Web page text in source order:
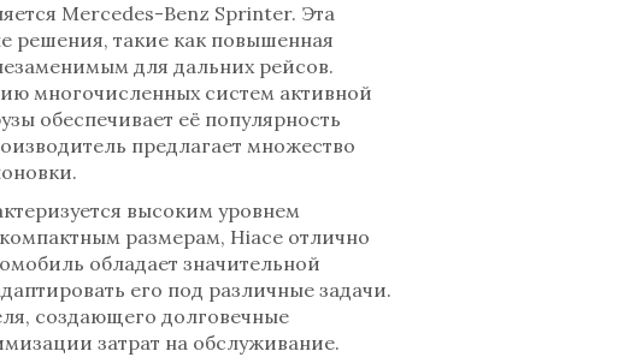
Mercedes-Benz Sprinter. Эта
решения, такие как повышенная
для дальних рейсов.
многочисленных систем активной
обеспечивает её популярность
предлагает множество
высоким уровнем
размерам, Hiace отлично
обладает значительной
его под различные задачи.
создающего долговечные
затрат на обслуживание.